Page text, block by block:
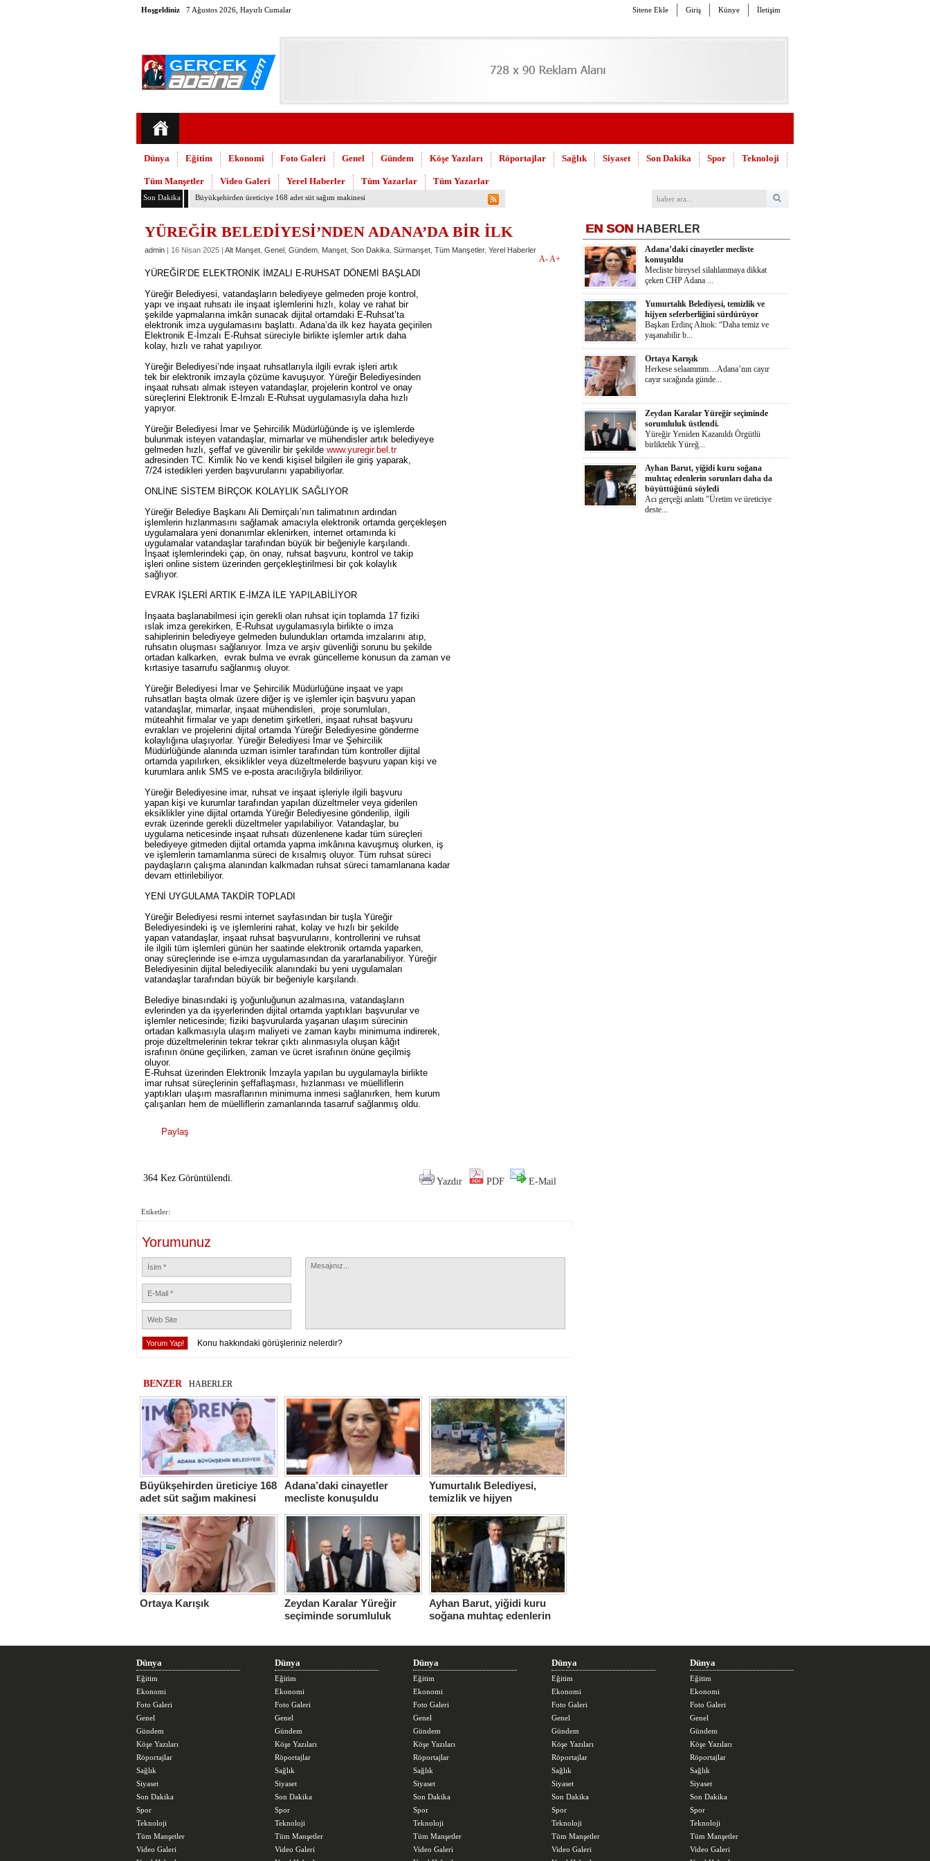
Hoşgeldiniz 7 Ağustos 2026, Hayırlı Cumalar Sitene Ekle Giriş Künye İletişim
Dünya Eğitim Ekonomi Foto Galeri Genel Gündem Köşe Yazıları Röportajlar Sağlık Siyaset Son Dakika Spor Teknoloji
Tüm Manşetler Video Galeri Yerel Haberler Tüm Yazarlar Tüm Yazarlar
Son Dakika Adana’daki cinayetler mecliste konuşuldu
YÜREĞİR BELEDİYESİ’NDEN ADANA’DA BİR İLK
admin | 16 Nisan 2025 | Alt Manşet Genel Gündem Manşet Son Dakika Sürmanşet Tüm Manşetler, Yerel Haberler
A-A+
YÜREĞİR’DE ELEKTRONİK İMZALI E-RUHSAT DÖNEMİ BAŞLADI
Yüreğir Belediyesi, vatandaşların belediyeye gelmeden proje kontrol,
yapı ve inşaat ruhsatı ile inşaat işlemlerini hızlı, kolay ve rahat bir
şekilde yapmalarına imkân sunacak dijital ortamdaki E-Ruhsat’ta
elektronik imza uygulamasını başlattı. Adana’da ilk kez hayata geçirilen
Elektronik E-İmzalı E-Ruhsat süreciyle birlikte işlemler artık daha
kolay, hızlı ve rahat yapılıyor.
Yüreğir Belediyesi’nde inşaat ruhsatlarıyla ilgili evrak işleri artık
tek bir elektronik imzayla çözüme kavuşuyor. Yüreğir Belediyesinden
inşaat ruhsatı almak isteyen vatandaşlar, projelerin kontrol ve onay
süreçlerini Elektronik E-İmzalı E-Ruhsat uygulamasıyla daha hızlı
yapıyor.
Yüreğir Belediyesi İmar ve Şehircilik Müdürlüğünde iş ve işlemlerde
bulunmak isteyen vatandaşlar, mimarlar ve mühendisler artık belediyeye
gelmeden hızlı, şeffaf ve güvenilir bir şekilde www.yuregir.bel.tr
adresinden TC. Kimlik No ve kendi kişisel bilgileri ile giriş yaparak,
7/24 istedikleri yerden başvurularını yapabiliyorlar.
ONLİNE SİSTEM BİRÇOK KOLAYLIK SAĞLIYOR
Yüreğir Belediye Başkanı Ali Demirçalı’nın talimatının ardından
işlemlerin hızlanmasını sağlamak amacıyla elektronik ortamda gerçekleşen
uygulamalara yeni donanımlar eklenirken, internet ortamında ki
uygulamalar vatandaşlar tarafından büyük bir beğeniyle karşılandı.
İnşaat işlemlerindeki çap, ön onay, ruhsat başvuru, kontrol ve takip
işleri online sistem üzerinden gerçekleştirilmesi bir çok kolaylık
sağlıyor.
EVRAK İŞLERİ ARTIK E-İMZA İLE YAPILABİLİYOR
İnşaata başlanabilmesi için gerekli olan ruhsat için toplamda 17 fiziki
ıslak imza gerekirken, E-Ruhsat uygulamasıyla birlikte o imza
sahiplerinin belediyeye gelmeden bulundukları ortamda imzalarını atıp,
ruhsatın oluşması sağlanıyor. İmza ve arşiv güvenliği sorunu bu şekilde
ortadan kalkarken, evrak bulma ve evrak güncelleme konusun da zaman ve
kırtasiye tasarrufu sağlanmış oluyor.
Yüreğir Belediyesi İmar ve Şehircilik Müdürlüğüne inşaat ve yapı
ruhsatları başta olmak üzere diğer iş ve işlemler için başvuru yapan
vatandaşlar, mimarlar, inşaat mühendisleri, proje sorumluları,
müteahhit firmalar ve yapı denetim şirketleri, inşaat ruhsat başvuru
evrakları ve projelerini dijital ortamda Yüreğir Belediyesine gönderme
kolaylığına ulaşıyorlar. Yüreğir Belediyesi İmar ve Şehircilik
Müdürlüğünde alanında uzman isimler tarafından tüm kontroller dijital
ortamda yapılırken, eksiklikler veya düzeltmelerde başvuru yapan kişi ve
kurumlara anlık SMS ve e-posta aracılığıyla bildiriliyor.
Yüreğir Belediyesine imar, ruhsat ve inşaat işleriyle ilgili başvuru
yapan kişi ve kurumlar tarafından yapılan düzeltmeler veya giderilen
eksiklikler yine dijital ortamda Yüreğir Belediyesine gönderilip, ilgili
evrak üzerinde gerekli düzeltmeler yapılabiliyor. Vatandaşlar, bu
uygulama neticesinde inşaat ruhsatı düzenlenene kadar tüm süreçleri
belediyeye gitmeden dijital ortamda yapma imkânına kavuşmuş olurken, iş
ve işlemlerin tamamlanma süreci de kısalmış oluyor. Tüm ruhsat süreci
paydaşların çalışma alanından kalkmadan ruhsat süreci tamamlanana kadar
devam ettirilebiliyor.
YENİ UYGULAMA TAKDİR TOPLADI
Yüreğir Belediyesi resmi internet sayfasından bir tuşla Yüreğir
Belediyesindeki iş ve işlemlerini rahat, kolay ve hızlı bir şekilde
yapan vatandaşlar, inşaat ruhsat başvurularını, kontrollerini ve ruhsat
ile ilgili tüm işlemleri günün her saatinde elektronik ortamda yaparken,
onay süreçlerinde ise e-imza uygulamasından da yararlanabiliyor. Yüreğir
Belediyesinin dijital belediyecilik alanındaki bu yeni uygulamaları
vatandaşlar tarafından büyük bir beğeniyle karşılandı.
Belediye binasındaki iş yoğunluğunun azalmasına, vatandaşların
evlerinden ya da işyerlerinden dijital ortamda yaptıkları başvurular ve
işlemler neticesinde; fiziki başvurularda yaşanan ulaşım sürecinin
ortadan kalkmasıyla ulaşım maliyeti ve zaman kaybı minimuma indirerek,
proje düzeltmelerinin tekrar tekrar çıktı alınmasıyla oluşan kâğıt
israfının önüne geçilirken, zaman ve ücret israfının önüne geçilmiş
oluyor.
E-Ruhsat üzerinden Elektronik İmzayla yapılan bu uygulamayla birlikte
imar ruhsat süreçlerinin şeffaflaşması, hızlanması ve müelliflerin
yaptıkları ulaşım masraflarının minimuma inmesi sağlanırken, hem kurum
çalışanları hem de müelliflerin zamanlarında tasarruf sağlanmış oldu.
Paylaş
364 Kez Görüntülendi. Yazdır PDF E-Mail
Etiketler:
Yorumunuz
Konu hakkındaki görüşleriniz nelerdir?
BENZER HABERLER
Büyükşehirden üreticiye 168
adet süt sağım makinesi
Adana’daki cinayetler
mecliste konuşuldu
Yumurtalık Belediyesi,
temizlik ve hijyen
Ortaya Karışık Zeydan Karalar Yüreğir
seçiminde sorumluluk
Ayhan Barut, yiğidi kuru
soğana muhtaç edenlerin
EN SON HABERLER
Adana’daki cinayetler mecliste
konuşuldu
Mecliste bireysel silahlanmaya dikkat
çeken CHP Adana ...
Yumurtalık Belediyesi, temizlik ve
hijyen seferberliğini sürdürüyor
Başkan Erdinç Altıok: “Daha temiz ve
yaşanabilir b...
Ortaya Karışık
Herkese selaammm…Adana’nın cayır
cayır sıcağında günde...
Zeydan Karalar Yüreğir seçiminde
sorumluluk üstlendi.
Yüreğir Yeniden Kazanıldı Örgütlü
birliktelik Yüreğ...
Ayhan Barut, yiğidi kuru soğana
muhtaç edenlerin sorunları daha da
büyüttüğünü söyledi
Acı gerçeği anlattı "Üretim ve üreticiye
deste...
Dünya
Eğitim
Ekonomi
Foto Galeri
Genel
Gündem
Köşe Yazıları
Röportajlar
Sağlık
Siyaset
Son Dakika
Spor
Teknoloji
Tüm Manşetler
Video Galeri
Dünya
Eğitim
Ekonomi
Foto Galeri
Genel
Gündem
Köşe Yazıları
Röportajlar
Sağlık
Siyaset
Son Dakika
Spor
Teknoloji
Tüm Manşetler
Video Galeri
Dünya
Eğitim
Ekonomi
Foto Galeri
Genel
Gündem
Köşe Yazıları
Röportajlar
Sağlık
Siyaset
Son Dakika
Spor
Teknoloji
Tüm Manşetler
Video Galeri
Dünya
Eğitim
Ekonomi
Foto Galeri
Genel
Gündem
Köşe Yazıları
Röportajlar
Sağlık
Siyaset
Son Dakika
Spor
Teknoloji
Tüm Manşetler
Video Galeri
Dünya
Eğitim
Ekonomi
Foto Galeri
Genel
Gündem
Köşe Yazıları
Röportajlar
Sağlık
Siyaset
Son Dakika
Spor
Teknoloji
Tüm Manşetler
Video Galeri